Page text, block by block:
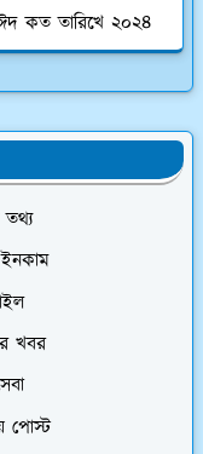
কত তারিখে ২০২৪
খবর
পোস্ট